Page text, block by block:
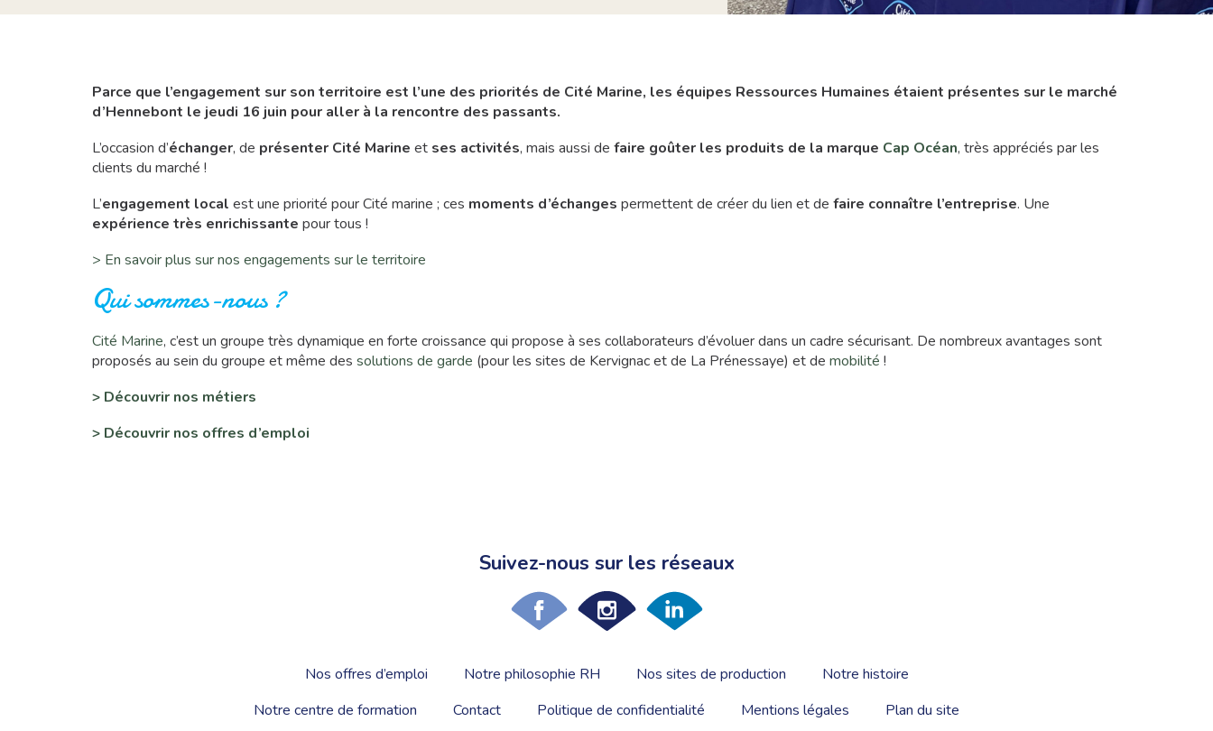
Parce que l’engagement sur son territoire est l’une des priorités de Cité Marine, les équipes Ressources Humaines étaient présentes sur le marché
d’Hennebont le jeudi 16 juin pour aller à la rencontre des passants.
L’occasion d’échanger, de présenter Cité Marine et ses activités, mais aussi de faire goûter les produits de la marque Cap Océan, très appréciés par les
clients du marché !
L’engagement local est une priorité pour Cité marine ; ces moments d’échanges permettent de créer du lien et de faire connaître l’entreprise. Une
expérience très enrichissante pour tous !
> En savoir plus sur nos engagements sur le territoire
Qui sommes-nous ?
Cité Marine, c’est un groupe très dynamique en forte croissance qui propose à ses collaborateurs d’évoluer dans un cadre sécurisant. De nombreux avantages sont
proposés au sein du groupe et même des solutions de garde (pour les sites de Kervignac et de La Prénessaye) et de mobilité !
> Découvrir nos métiers
> Découvrir nos offres d’emploi
Suivez-nous sur les réseaux
Nos offres d’emploi Notre philosophie RH Nos sites de production
Notre histoire
Notre centre de formation
Contact Politique de confidentialité Mentions légales Plan du site